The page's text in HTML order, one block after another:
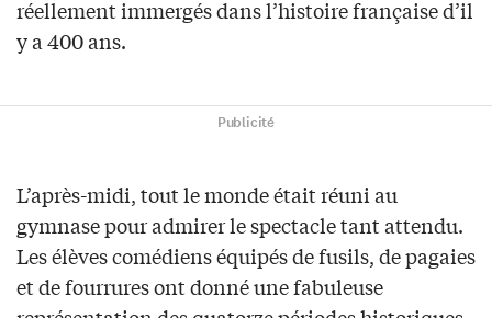
réellement immergés dans l’histoire française d’il
y a 400 ans.
Publicité
L’après-midi, tout le monde était réuni au
gymnase pour admirer le spectacle tant attendu.
Les élèves comédiens équipés de fusils, de pagaies
et de fourrures ont donné une fabuleuse